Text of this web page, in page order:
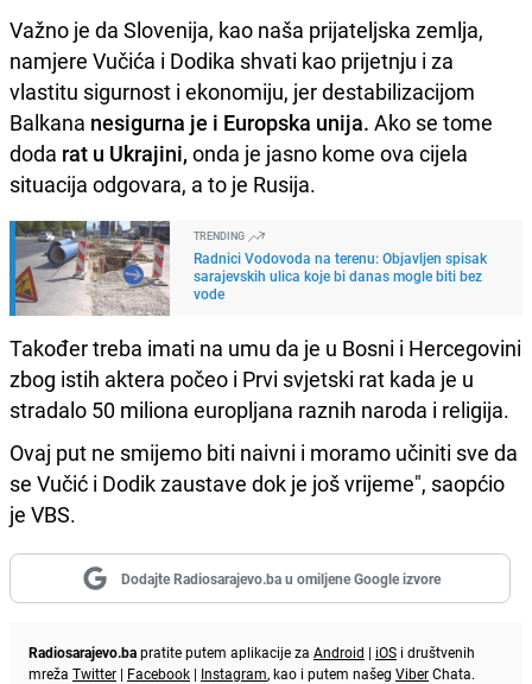
Važno je da Slovenija, kao naša prijateljska zemlja,
namjere Vučića i Dodika shvati kao prijetnju i za
vlastitu sigurnost i ekonomiju, jer destabilizacijom
Balkana nesigurna je i Europska unija. Ako se tome
doda rat u Ukrajini, onda je jasno kome ova cijela
situacija odgovara, a to je Rusija.
TRENDING
Radnici Vodovoda na terenu: Objavljen spisak
sarajevskih ulica koje bi danas mogle biti bez
vode
Također treba imati na umu da je u Bosni i Hercegovini
zbog istih aktera počeo i Prvi svjetski rat kada je u
stradalo 50 miliona europljana raznih naroda i religija.
Ovaj put ne smijemo biti naivni i moramo učiniti sve da
se Vučić i Dodik zaustave dok je još vrijeme", saopćio
je VBS.
Dodajte Radiosarajevo.ba u omiljene Google izvore
Radiosarajevo.bapratite putem aplikacije za Android | iOS i društvenih
mreža Twitter | Facebook | Instagram, kao i putem našeg ViberChata.